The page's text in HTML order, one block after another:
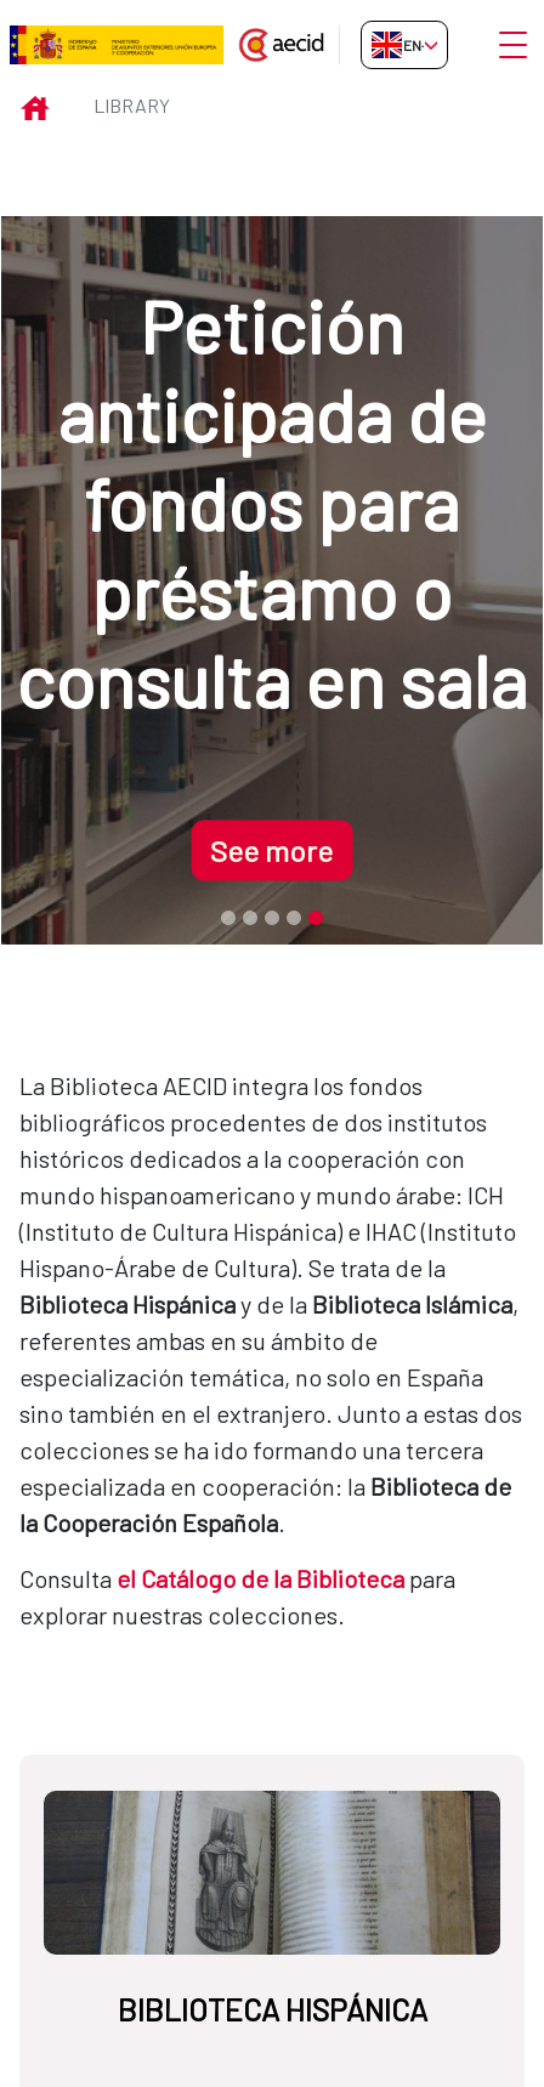
Skip to Main Content
Library
EN-GB
INICIOLIBRARY
Petición
anticipada de
fondos para
préstamo o
consulta en sala
See more
La Biblioteca AECID integra los fondos
bibliográficos procedentes de dos institutos
históricos dedicados a la cooperación con
mundo hispanoamericano y mundo árabe: ICH
(Instituto de Cultura Hispánica) e IHAC (Instituto
Hispano-Árabe de Cultura). Se trata de la
Biblioteca Hispánicay de la Biblioteca Islámica,
referentes ambas en su ámbito de
especialización temática, no solo en España
sino también en el extranjero. Junto a estas dos
colecciones se ha ido formando una tercera
especializada en cooperación: la Biblioteca de
la Cooperación Española.
Consulta el Catálogo de la Biblioteca para
explorar nuestras colecciones.
BIBLIOTECA HISPÁNICA